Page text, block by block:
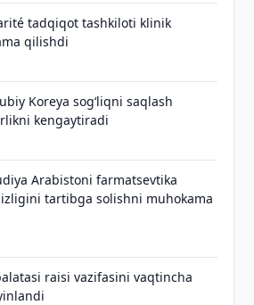
tadqiqot tashkiloti klinik
qilishdi
Koreya sogʻliqni saqlash
kengaytiradi
Arabistoni farmatsevtika
tartibga solishni muhokama
raisi vazifasini vaqtincha